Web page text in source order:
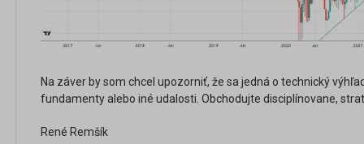
Na záver by som chcel upozorniť, že sa jedná o technický
fundamenty alebo iné udalosti. Obchodujte disciplínovane,
René Remšík